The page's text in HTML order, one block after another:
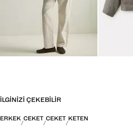
İLGINIZI ÇEKEBILIR
ERKEK CEKET CEKET KETEN